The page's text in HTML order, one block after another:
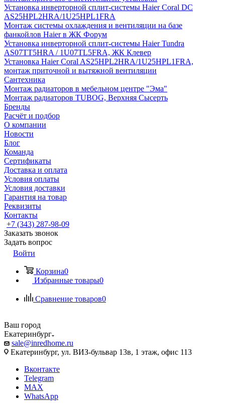
Установка инверторной сплит-системы Haier Coral DC
AS25HPL2HRA/1U25HPL1FRA
Монтаж системы охлаждения и вентиляции на базе
фанкойлов Haier в ЖК Форум
Установка инверторной сплит-системы Haier Tundra
AS07TT5HRA / 1U07TL5FRA, ЖК Клевер
Установка Haier Coral AS25HPL2HRA/1U25HPL1FRA,
монтаж приточной и вытяжной вентиляции
Сантехника
Монтаж радиаторов в мебельном центре "Эма"
Монтаж радиаторов TUBOG, Верхняя Сысерть
Бренды
Расчёт и подбор
О компании
Новости
Блог
Команда
Сертификаты
Доставка и оплата
Условия оплаты
Условия доставки
Гарантия на товар
Реквизиты
Контакты
+7 (343) 287-98-09
Заказать звонок
Задать вопрос
Войти
Корзина0
Избранные товары0
Сравнение товаров0
Ваш город
Екатеринбург
sale@inredhome.ru
Екатеринбург, ул. ВИЗ-бульвар 13в, 1 этаж, офис 113
Вконтакте
Telegram
MAX
WhatsApp